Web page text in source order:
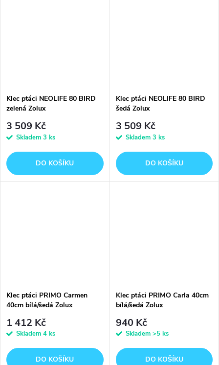
Klec ptáci NEOLIFE 80 BIRD
zelená Zolux
3 509 Kč
Skladem 3 ks
DO KOŠÍKU
Klec ptáci NEOLIFE 80 BIRD
šedá Zolux
3 509 Kč
Skladem 3 ks
DO KOŠÍKU
Klec ptáci PRIMO Carmen
40cm bílá/šedá Zolux
1 412 Kč
Skladem 4 ks
DO KOŠÍKU
Klec ptáci PRIMO Carla 40cm
bílá/šedá Zolux
940 Kč
Skladem >5 ks
DO KOŠÍKU